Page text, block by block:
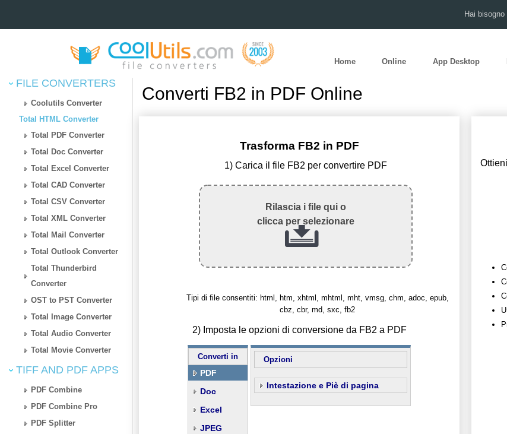
Hai
Home Online App Desktop
FILE CONVERTERS
Coolutils Converter
Total HTML Converter
Total PDF Converter
Total Doc Converter
Total Excel Converter
Total CAD Converter
Total CSV Converter
Total XML Converter
Total Mail Converter
Total Outlook Converter
Total Thunderbird
Converter
OST to PST Converter
Total Image Converter
Total Audio Converter
Total Movie Converter
TIFF AND PDF APPS
PDF Combine
PDF Combine Pro
PDF Splitter
Converti FB2 in PDF Online
Trasforma FB2 in PDF
1) Carica il file FB2 per convertire PDF
Rilascia i file qui o
clicca per selezionare
Tipi di file consentiti: html, htm, xhtml, mhtml, mht, vmsg, chm, adoc, epub,
cbz, cbr, md, sxc, fb2
2) Imposta le opzioni di conversione da FB2 a PDF
Converti in
PDF
Doc
Excel
JPEG
Opzioni
Intestazione e Piè di pagina